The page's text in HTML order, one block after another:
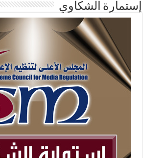
إستمارة الشكاوي